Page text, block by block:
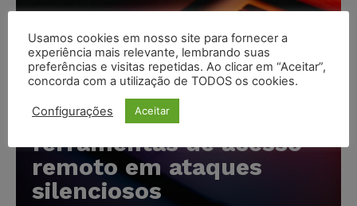
Cibercriminosos
exploram softwares
legítimos para instalar
ferramentas de acesso
remoto em ataques
silenciosos
Usamos cookies em nosso site para fornecer a
experiência mais relevante, lembrando suas
preferências e visitas repetidas. Ao clicar em “Aceitar”,
concorda com a utilização de TODOS os cookies.
Configurações Aceitar